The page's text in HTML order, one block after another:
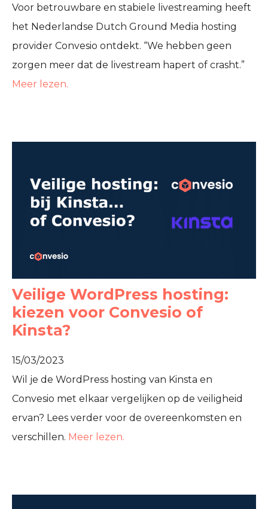
Voor betrouwbare en stabiele livestreaming heeft
het Nederlandse Dutch Ground Media hosting
provider Convesio ontdekt. “We hebben geen
zorgen meer dat de livestream hapert of crasht.”
Meer lezen.
Veilige WordPress hosting:
kiezen voor Convesio of
Kinsta?
15/03/2023
Wil je de WordPress hosting van Kinsta en
Convesio met elkaar vergelijken op de veiligheid
ervan? Lees verder voor de overeenkomsten en
verschillen. Meer lezen.